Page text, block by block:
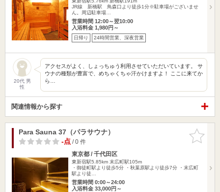
JR線 新橋駅 鳥森口より徒歩1分※駐車場がございませ
ん。周辺駐車場…
営業時間 12:00～翌10:00
入浴料金 1,980円～
日帰り 24時間営業、深夜営業
20代 男
性
アクセスがよく、しょっちゅう利用させていただいています。 サ
ウナの種類が豊富で、めちゃくちゃ汗かけますよ！ ここに来てか
ら…
関連情報から探す
お気に入
りに追加
Para Sauna 37（パラサウナ）
-点/ 0 件
東京都 / 千代田区
東新宿駅5.85km 末広町駅105m
・御徒町駅より徒歩5分 ・秋葉原駅より徒歩7分 ・末広町
駅より徒…
営業時間 0:00～24:00
入浴料金 33,000円～